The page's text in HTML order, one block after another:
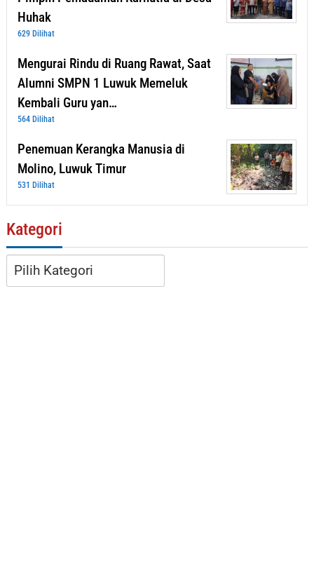
Huhak
629 Dilihat
Mengurai Rindu di Ruang Rawat, Saat
Alumni SMPN 1 Luwuk Memeluk
Kembali Guru yan…
564 Dilihat
Penemuan Kerangka Manusia di
Molino, Luwuk Timur
531 Dilihat
Kategori
Kategori